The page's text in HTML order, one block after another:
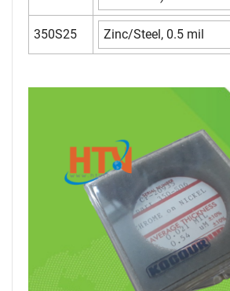
350S25 Zinc/Steel, 0.5 mil